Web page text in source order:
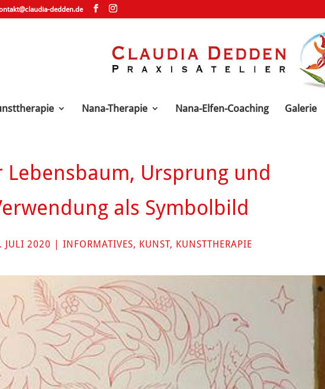
dedden.de
Nana-Therapie Nana-Elfen-Coaching Galerie
Lebensbaum, Ursprung und
als Symbolbild
JULI 2020 |INFORMATIVES, KUNST, KUNSTTHERAPIE